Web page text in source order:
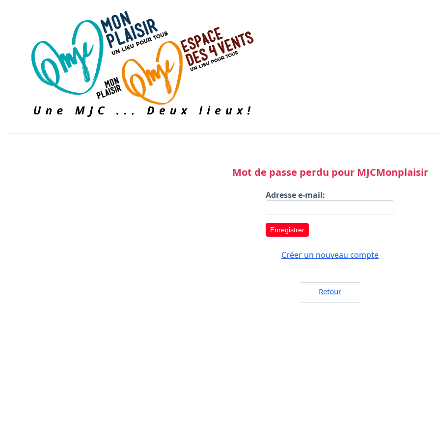
Mot de passe perdu pour MJCMonplaisir
Adresse e-mail:
Enregistrer
Créer un nouveau compte
Retour